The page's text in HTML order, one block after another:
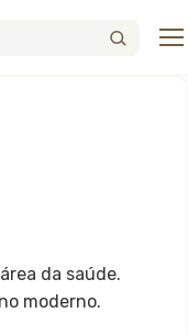
da saúde.
moderno.